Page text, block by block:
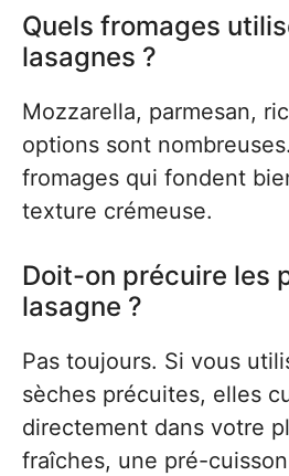
Quels fromages
lasagnes ?
Mozzarella, parmesan,
options sont
fromages qui fondent
texture crémeuse.
Doit-on précuire les
lasagne ?
Pas toujours. Si vous
sèches précuites, elles
directement dans votre
fraîches, une pré-